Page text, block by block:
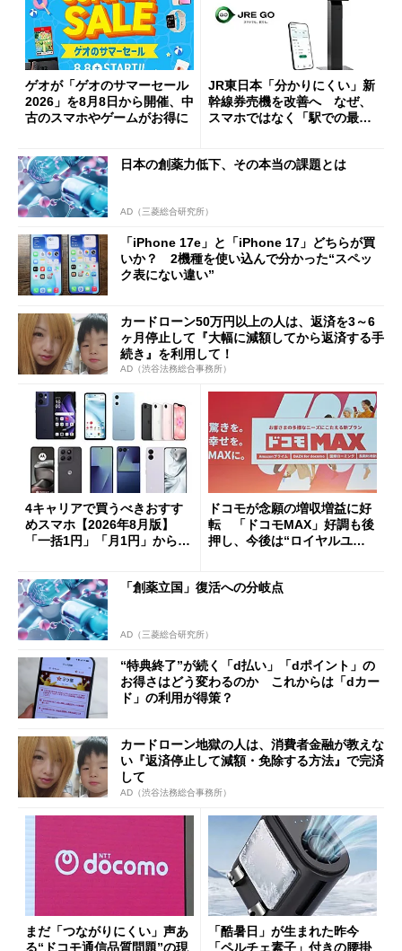
ゲオが「ゲオのサマーセール
2026」を8月8日から開催、中
古のスマホやゲームがお得に
JR東日本「分かりにくい」新
幹線券売機を改善へ なぜ、
スマホではなく「駅での最短
日本の創薬力低下、その本当の課題とは
AD（三菱総合研究所）
「iPhone 17e」と「iPhone 17」どちらが買
いか？ 2機種を使い込んで分かった“スペッ
ク表にない違い”
カードローン50万円以上の人は、返済を3～6
ヶ月停止して『大幅に減額してから返済する手
続き』を利用して！
AD（渋谷法務総合事務所）
4キャリアで買うべきおすす
めスマホ【2026年8月版】
「一括1円」「月1円」からお
ドコモが念願の増収増益に好
転 「ドコモMAX」好調も後
押し、今後は“ロイヤルユー
「創薬立国」復活への分岐点
AD（三菱総合研究所）
“特典終了”が続く「d払い」「dポイント」の
お得さはどう変わるのか これからは「dカー
ド」の利用が得策？
カードローン地獄の人は、消費者金融が教えな
い『返済停止して減額・免除する方法』で完済
して
AD（渋谷法務総合事務所）
まだ「つながりにくい」声あ
る“ドコモ通信品質問題”の現
「酷暑日」が生まれた昨今
「ペルチェ素子」付きの腰掛